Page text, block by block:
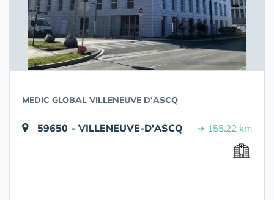
MEDIC GLOBAL VILLENEUVE D'ASCQ
59650 - VILLENEUVE-D'ASCQ ➔ 155.22 km